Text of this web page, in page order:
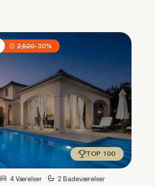
2,520-30%
TOP 100
4 Værelser 2 Badeværelser